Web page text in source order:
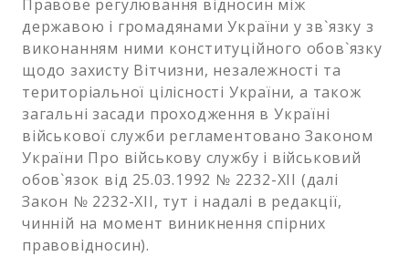
Правове регулювання відносин між
державою і громадянами України у зв`язку з
виконанням ними конституційного обов`язку
щодо захисту Вітчизни, незалежності та
територіальної цілісності України, а також
загальні засади проходження в Україні
військової служби регламентовано Законом
України Про військову службу і військовий
обов`язок від 25.03.1992 № 2232-XII (далі
Закон № 2232-XII, тут і надалі в редакції,
чинній на момент виникнення спірних
правовідносин).